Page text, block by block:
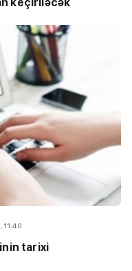
keçiriləcək
11:40
tarixi